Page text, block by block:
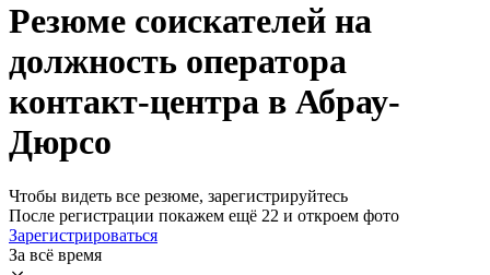
Резюме соискателей на
должность оператора
контакт-центра в Абрау-
Дюрсо
Чтобы видеть все резюме, зарегистрируйтесь
После регистрации покажем ещё 22 и откроем фото
Зарегистрироваться
За всё время